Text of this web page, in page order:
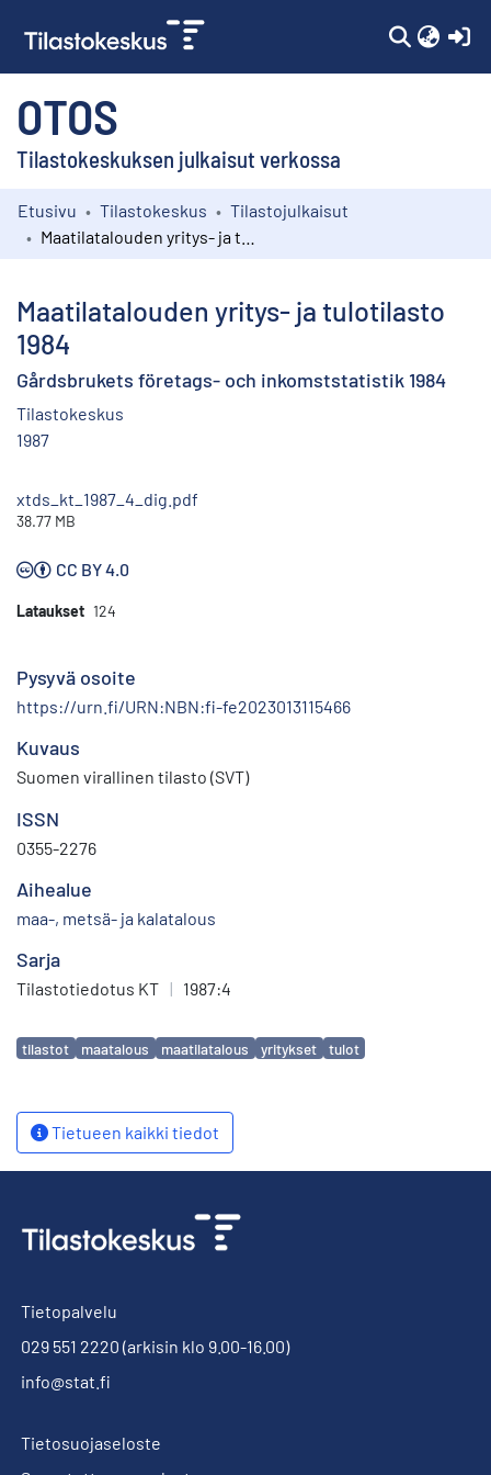
OTOS
Tilastokeskuksen julkaisut verkossa
Kokoelmat
Etusivu Tilastokeskus
Tilastojulkaisut
Maatilatalouden yritys- ja tulotilasto
1984
Gårdsbrukets företags- och inkomststatistik 1984
Tilastokeskus
1987
xtds_kt_1987_4_dig.pdf
38.77 MB
CC BY 4.0
Lataukset 124
Pysyvä osoite
https://urn.fi/URN:NBN:fi-fe2023013115466
Kuvaus
Suomen virallinen tilasto (SVT)
ISSN
0355-2276
Aihealue
maa-, metsä- ja kalatalous
Sarja
Tilastotiedotus KT | 1987:4
Avainsanat
tilastot maatalous maatilatalous yritykset tulot
Tietueen kaikki tiedot
Tietopalvelu
029 551 2220 (arkisin klo 9.00-16.00)
info@stat.fi
Tietosuojaseloste